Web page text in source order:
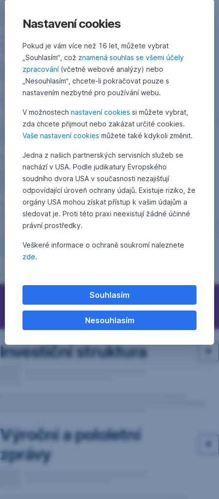
Otázky, podněty, nápady?
Investiční struktura
Výroční a pololetní
zprávy
Nastavení cookies
Pokud je vám více než 16 let, můžete vybrat
„Souhlasím“, což znamená souhlas se všemi účely
zpracování(včetně webové analýzy) nebo
„Nesouhlasím“, chcete-li pokračovat pouze s
nastavením nezbytné pro používání webu.
V možnostech nastavení cookies si můžete vybrat,
zda chcete přijmout nebo zakázat určité cookies.
Vaše nastavení cookies můžete také kdykoli změnit.
Jedna z našich partnerských servisních služeb se
nachází v USA. Podle judikatury Evropského
soudního dvora USA v současnosti nezajišťují
odpovídající úroveň ochrany údajů. Existuje riziko, že
orgány USA mohou získat přístup k vašim údajům a
sledovat je. Proti této praxi neexistují žádné účinné
právní prostředky.
Veškeré informace o ochraně soukromí naleznete
zde.
Souhlasím
Nesouhlasím